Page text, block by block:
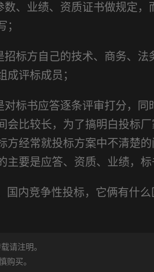
、业绩、资质证书做规定，
标方自己的技术、商务、法
评标成员；
标书应答逐条评审打分，同
比较长，为了搞明白投标
方经常就投标方案中不清楚
要是应答、资质、业绩，标
国内竞争性投标，它俩有什
请注明。
购买。